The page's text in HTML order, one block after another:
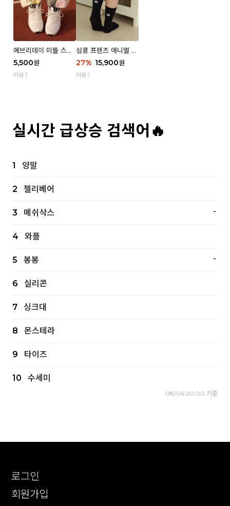
에브리데이 미들 스포
츠 삭스 우먼 1P
5,500원
리뷰 1
심쿵 프렌즈 애니멀 삭
스 우먼 4P - 03 흑백
냥
27% 15,900원
리뷰 1
실시간 급상승 검색어🔥
1 양말
2 젤리베어
3 메쉬삭스 -
4 와플
5 봉봉 -
6 실리콘
7 싱크대
8 몬스테라
9 타이즈
10 수세미
08/06 20:00 기준
로그인
회원가입